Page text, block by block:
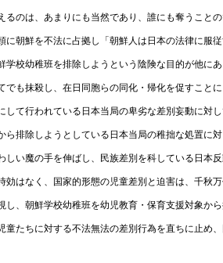
のは、あまりにも当然であり、誰にも奪うことの
朝鮮を不法に占拠し「朝鮮人は日本の法律に服
校幼稚班を排除しようという陰険な目的が他にあ
でも抹殺し、在日同胞らの同化・帰化を促すこ
て行われている日本当局の卑劣な差別妄動に対
排除しようとしている日本当局の稚拙な処置に
い魔の手を伸ばし、民族差別を科している日本
はなく、国家的形態の児童差別と迫害は、千秋
、朝鮮学校幼稚班を幼児教育・保育支援対象か
たちに対する不法無法の差別行為を直ちに止め